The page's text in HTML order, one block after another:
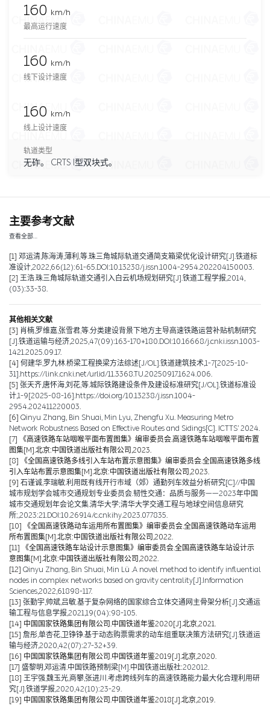
160
km/h
最高运行速度
160
km/h
线下设计速度
160
km/h
线上设计速度
轨道类型
无砟。 CRTS I型双块式。
主要参考文献
查看全部…
[1] 邓运清,陈海涛,薄利,等.珠三角城际轨道交通简支箱梁优化设计研究[J].铁道标
准设计,2022,66(12):61-65.DOI:10.13238/j.issn.1004-2954.202204150003.
[2] 王浩.珠三角城际轨道交通引入白云机场规划研究[J].铁道工程学报,2014,
(03):33-38.
其他相关文献
[3] 肖楠,罗维嘉,张雪君,等.分类建设背景下地方主导高速铁路运营补贴机制研究
[J].铁道运输与经济,2025,47(09):163-170+180.DOI:10.16668/j.cnki.issn.1003-
1421.2025.09.17.
[4] 何建华,罗九林.桥梁工程换梁方法综述[J/OL].铁道建筑技术,1-7[2025-10-
31].https://link.cnki.net/urlid/11.3368.TU.20250917.1624.006.
[5] 张天齐,唐怀海,刘花,等.城际铁路建设条件及建设标准研究[J/OL].铁道标准设
计,1-9[2025-08-16].https://doi.org/10.13238/j.issn.1004-
2954.202411220003.
[6] Qinyu Zhang, Bin Shuai, Min Lyu, Zhengfu Xu. Measuring Metro
Network Robustness Based on Effective Routes and Sidings[C]. ICTTS’ 2024.
[7]
《高速铁路车站咽喉平面布置图集》编审委员会.高速铁路车站咽喉平面布置
图集[M].北京:中国铁道出版社有限公司,2023.
[8]
《全国高速铁路多线引入车站布置示意图集》编审委员会.全国高速铁路多线
引入车站布置示意图集[M].北京:中国铁道出版社有限公司,2023.
[9] 石谨诚,李瑞敏.利用既有线开行市域（郊）通勤列车效益分析研究[C]//中国
城市规划学会城市交通规划专业委员会.韧性交通：品质与服务——2023年中国
城市交通规划年会论文集.清华大学;清华大学交通工程与地球空间信息研究
所;,2023:21.DOI:10.26914/c.cnkihy.2023.077835.
[10]
《全国高速铁路动车运用所布置图集》编审委员会.全国高速铁路动车运用
所布置图集[M].北京:中国铁道出版社有限公司,2022.
[11]
《全国高速铁路车站设计示意图集》编审委员会.全国高速铁路车站设计示
意图集[M].北京:中国铁道出版社有限公司,2022.
[12] Qinyu Zhang, Bin Shuai, Min Lü .A novel method to identify influential
nodes in complex networks based on gravity centrality[J].Information
Sciences,2022,61898-117.
[13] 张勤宇,帅斌,吕敏.基于复杂网络的国家综合立体交通网主骨架分析[J].交通运
输工程与信息学报,2021,19(04):98-105.
[14] 中国国家铁路集团有限公司.中国铁道年鉴2020[J].北京,2021.
[15] 詹彤,单杏花,卫铮铮.基于动态购票需求的动车组重联决策方法研究[J].铁道运
输与经济,2020,42(07):27-32+39.
[16] 中国国家铁路集团有限公司.中国铁道年鉴2019[J].北京,2020.
[17] 盛黎明,邓运清.中国铁路预制梁[M].中国铁道出版社:202012.
[18] 王宇强,魏玉光,商攀,张进川.考虑跨线列车的高速铁路能力最大化合理利用研
究[J].铁道学报,2020,42(10):23-29.
[19] 中国国家铁路集团有限公司.中国铁道年鉴2018[J].北京,2019.